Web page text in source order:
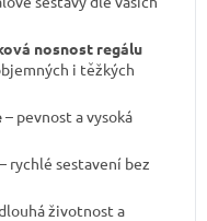
nosnost regálu
i těžkých
– pevnost a vysoká
– rychlé sestavení bez
životnost a